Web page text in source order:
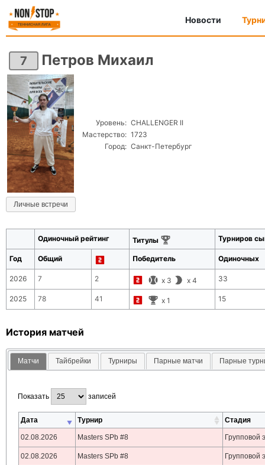
Новости
7 Петров Михаил
Уровень: CHALLENGER II
Мастерство: 1723
Город: Санкт-Петербург
Личные встречи
Одиночный рейтинг Титулы Турниров
Год Общий Победитель Одиночных
2026 7 2 x 3 x 4 33
2025 78 41 x 1 15
История матчей
Матчи Тайбрейки Турниры Парные матчи Парные
Показать записей
Дата Турнир Стадия
02.08.2026 Masters SPb #8 Групповой
02.08.2026 Masters SPb #8 Групповой